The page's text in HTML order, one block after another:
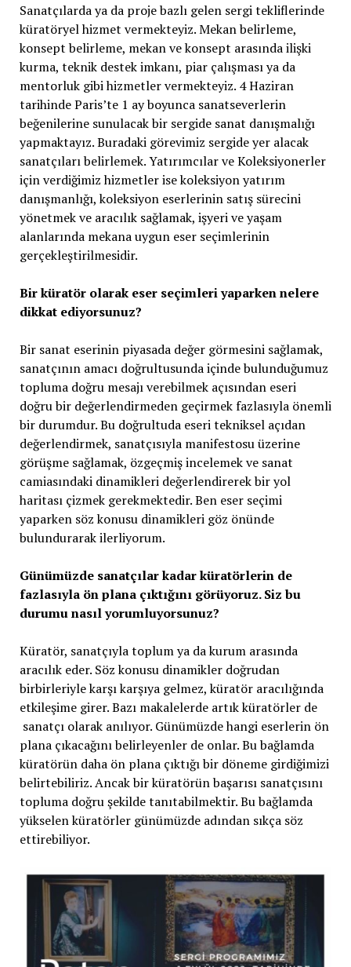
Sanatçılarda ya da proje bazlı gelen sergi tekliflerinde
küratöryel hizmet vermekteyiz. Mekan belirleme,
konsept belirleme, mekan ve konsept arasında ilişki
kurma, teknik destek imkanı, piar çalışması ya da
mentorluk gibi hizmetler vermekteyiz. 4 Haziran
tarihinde Paris’te 1 ay boyunca sanatseverlerin
beğenilerine sunulacak bir sergide sanat danışmalığı
yapmaktayız. Buradaki görevimiz sergide yer alacak
sanatçıları belirlemek. Yatırımcılar ve Koleksiyonerler
için verdiğimiz hizmetler ise koleksiyon yatırım
danışmanlığı, koleksiyon eserlerinin satış sürecini
yönetmek ve aracılık sağlamak, işyeri ve yaşam
alanlarında mekana uygun eser seçimlerinin
gerçekleştirilmesidir.
Bir küratör olarak eser seçimleri yaparken nelere
dikkat ediyorsunuz?
Bir sanat eserinin piyasada değer görmesini sağlamak,
sanatçının amacı doğrultusunda içinde bulunduğumuz
topluma doğru mesajı verebilmek açısından eseri
doğru bir değerlendirmeden geçirmek fazlasıyla önemli
bir durumdur. Bu doğrultuda eseri tekniksel açıdan
değerlendirmek, sanatçısıyla manifestosu üzerine
görüşme sağlamak, özgeçmiş incelemek ve sanat
camiasındaki dinamikleri değerlendirerek bir yol
haritası çizmek gerekmektedir. Ben eser seçimi
yaparken söz konusu dinamikleri göz önünde
bulundurarak ilerliyorum.
Günümüzde sanatçılar kadar küratörlerin de
fazlasıyla ön plana çıktığını görüyoruz. Siz bu
durumu nasıl yorumluyorsunuz?
Küratör, sanatçıyla toplum ya da kurum arasında
aracılık eder. Söz konusu dinamikler doğrudan
birbirleriyle karşı karşıya gelmez, küratör aracılığında
etkileşime girer. Bazı makalelerde artık küratörler de
sanatçı olarak anılıyor. Günümüzde hangi eserlerin ön
plana çıkacağını belirleyenler de onlar. Bu bağlamda
küratörün daha ön plana çıktığı bir döneme girdiğimizi
belirtebiliriz. Ancak bir küratörün başarısı sanatçısını
topluma doğru şekilde tanıtabilmektir. Bu bağlamda
yükselen küratörler günümüzde adından sıkça söz
ettirebiliyor.